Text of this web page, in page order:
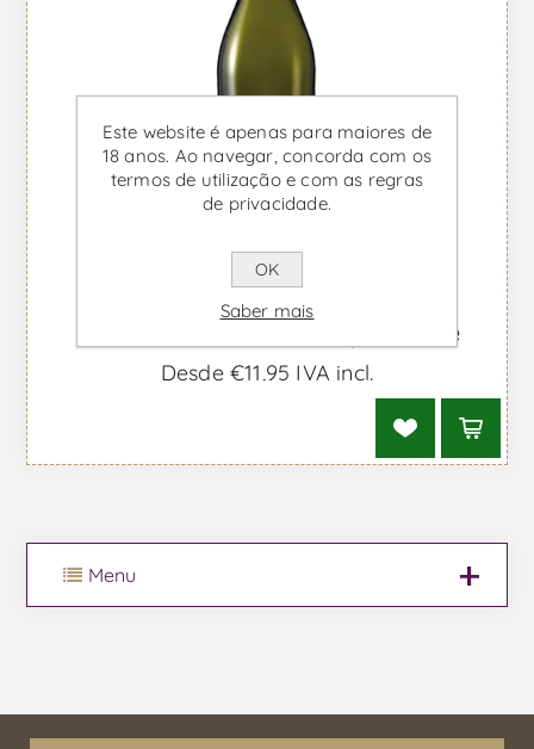
Martini Brut - Vinho Espumante
Desde €11,95 IVA incl.
Menu
Este website é apenas para maiores de
18 anos. Ao navegar, concorda com os
termos de utilização e com as regras
de privacidade.
OK
Saber mais